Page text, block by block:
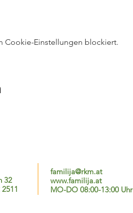
Cookie-Einstellungen blockiert.
32
familija@rkm.at
www.familija.at
MO-DO 08:00-13:00 Uhr